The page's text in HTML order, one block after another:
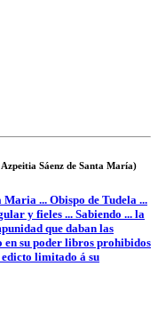
Sáenz de Santa María)
... Obispo de Tudela ...
y fieles ... Sabiendo ... la
que daban las
en su poder libros prohibidos
edicto limitado á su